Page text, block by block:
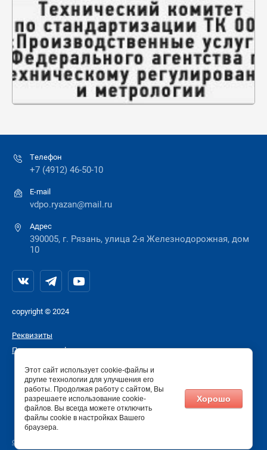
copyright © 2024
Реквизиты
Политика конфиденциальности
сделать сайт
Телефон
+7 (4912) 46-50-10
E-mail
vdpo.ryazan@mail.ru
Адрес
390005, г. Рязань, улица 2-я Железнодорожная, дом
10
Этот сайт использует cookie-файлы и
другие технологии для улучшения его
работы. Продолжая работу с сайтом, Вы
разрешаете использование cookie-
файлов. Вы всегда можете отключить
файлы cookie в настройках Вашего
браузера.
Хорошо